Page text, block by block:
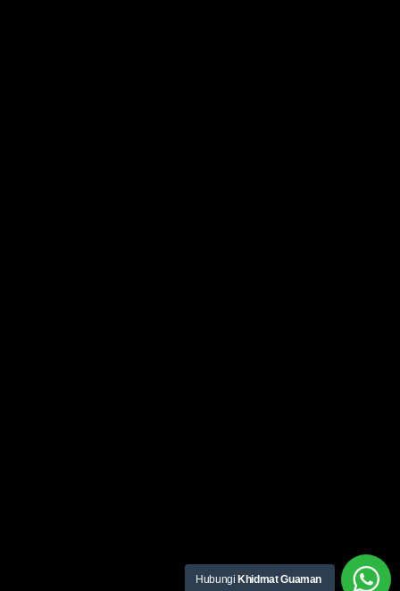
Hubungi Khidmat Guaman